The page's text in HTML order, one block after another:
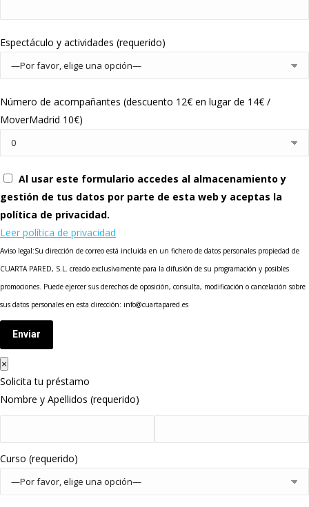
Espectáculo y actividades (requerido)
Número de acompañantes (descuento 12€ en lugar de 14€ /
MoverMadrid 10€)
Al usar este formulario accedes al almacenamiento y
gestión de tus datos por parte de esta web y aceptas la
política de privacidad.
Leer política de privacidad
Aviso legal:Su dirección de correo está incluida en un fichero de datos personales propiedad de
CUARTA PARED, S.L. creado exclusivamente para la difusión de su programación y posibles
promociones. Puede ejercer sus derechos de oposición, consulta, modificación o cancelación sobre
sus datos personales en esta dirección: info@cuartapared.es
Enviar
×
Solicita tu préstamo
Nombre y Apellidos (requerido)
Curso (requerido)